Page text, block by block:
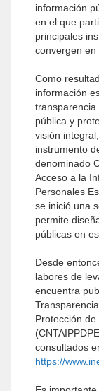
información
en el que
principales
convergen en
Como
información
pública y
visión
instrumento
denominado
Acceso a la
Personales
se inició una
permite
públicas en
Desde
labores de
encuentra
Protección
consultados
https://